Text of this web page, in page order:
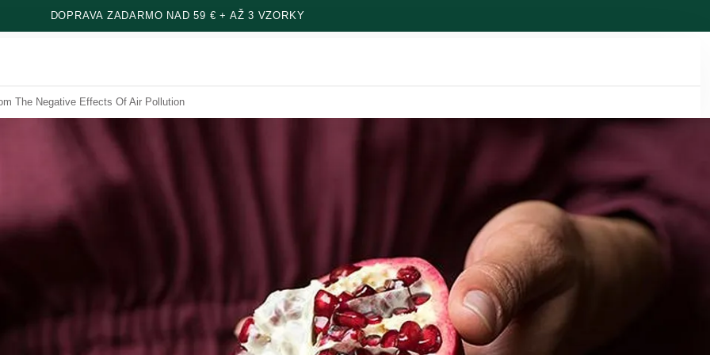
DOPRAVA ZADARMO NAD 59 € + AŽ 3 VZORKY
The Negative Effects Of Air Pollution